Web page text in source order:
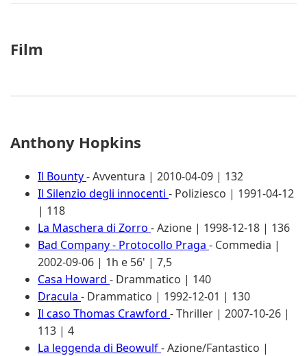
Film
Anthony Hopkins
Il Bounty- Avventura | 2010-04-09 | 132
Il Silenzio degli innocenti - Poliziesco | 1991-04-12
| 118
La Maschera di Zorro - Azione | 1998-12-18 | 136
Bad Company - Protocollo Praga - Commedia |
2002-09-06 | 1h e 56' | 7,5
Casa Howard - Drammatico | 140
Dracula - Drammatico | 1992-12-01 | 130
Il caso Thomas Crawford - Thriller | 2007-10-26 |
113 | 4
La leggenda di Beowulf- Azione/Fantastico |